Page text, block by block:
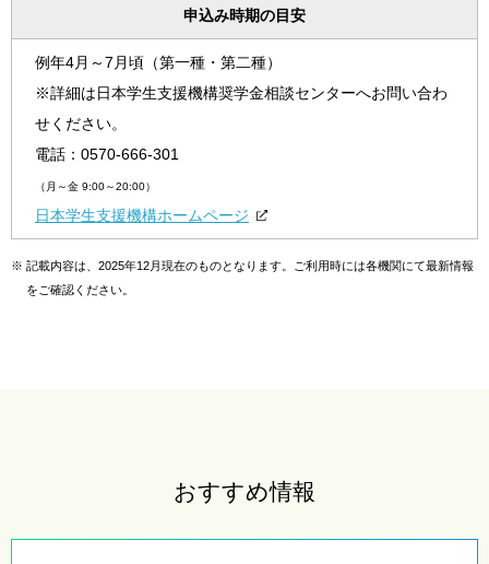
申込み時期の目安
例年4月～7月頃（第一種・第二種）
※詳細は日本学生支援機構奨学金相談センターへお問い合わ
せください。
電話： 0570-666-301
（月～金 9:00～20:00）
日本学生支援機構ホームページ
※ 記載内容は、2025年12月現在のものとなります。ご利用時には各機関にて最新情報
をご確認ください。
おすすめ情報